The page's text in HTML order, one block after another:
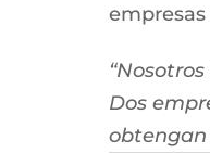
Dos
obtengan